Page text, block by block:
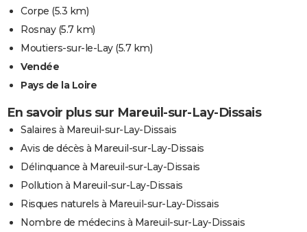
Corpe (5.3 km)
Rosnay(5.7 km)
Moutiers-sur-le-Lay(5.7 km)
Vendée
Pays de la Loire
En savoir plus sur Mareuil-sur-Lay-Dissais
Salaires à Mareuil-sur-Lay-Dissais
Avis de décès à Mareuil-sur-Lay-Dissais
Délinquance à Mareuil-sur-Lay-Dissais
Pollution à Mareuil-sur-Lay-Dissais
Risques naturels à Mareuil-sur-Lay-Dissais
Nombre de médecins à Mareuil-sur-Lay-Dissais